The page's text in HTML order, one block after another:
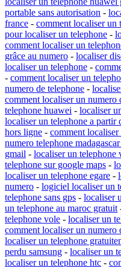
portable sans autorisation -
france - comment localiser un
pour localiser un telephone -
comment localiser un
grâce au numero - localiser
localiser un telephone -
- comment localiser un
numero de telephone -
comment localiser un numero
telephone huawei - localiser
localiser un telephone a partir
hors ligne - comment
numero telephone
gmail - localiser un telephone
telephone sur google maps -
localiser un telephone egare -
numero - logiciel localiser un
telephone sans gps - localiser
un telephone au maroc gratuit
telephone vole - localiser un
comment localiser un numero
localiser un telephone
perdu samsung - localiser un
localiser un telephone htc -